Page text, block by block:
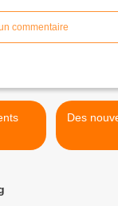
commentaire
Des